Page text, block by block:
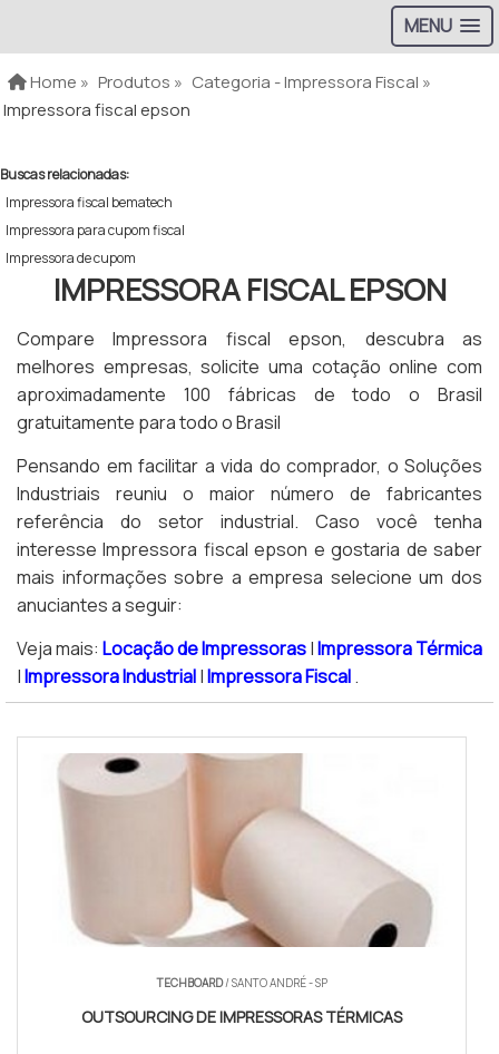
MENU
Home » Produtos » Categoria - Impressora Fiscal »
Impressora fiscal epson
Buscas relacionadas:
Impressora fiscal bematech
Impressora para cupom fiscal
Impressora de cupom
IMPRESSORA FISCAL EPSON
Compare Impressora fiscal epson, descubra as
melhores empresas, solicite uma cotação online com
aproximadamente 100 fábricas de todo o Brasil
gratuitamente para todo o Brasil
Pensando em facilitar a vida do comprador, o Soluções
Industriais reuniu o maior número de fabricantes
referência do setor industrial. Caso você tenha
interesse Impressora fiscal epson e gostaria de saber
mais informações sobre a empresa selecione um dos
anuciantes a seguir:
Veja mais: Locação de Impressoras|Impressora Térmica
|Impressora Industrial|Impressora Fiscal.
TECHBOARD/ SANTO ANDRÉ - SP
OUTSOURCING DE IMPRESSORAS TÉRMICAS